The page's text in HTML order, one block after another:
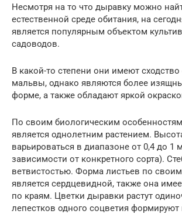
Несмотря на то что дыравку можно
естественной среде обитания, на
является популярным объектом
садоводов.
В какой-то степени они имеют
мальвы, однако являются более
форме, а также обладают яркой
По своим биологическим
является однолетним растением.
варьироваться в диапазоне от 0,4 до 1
зависимости от конкретного сорта).
ветвистостью. Форма листьев по
является сердцевидной, также она
по краям. Цветки дыравки растут
лепестков одного соцветия